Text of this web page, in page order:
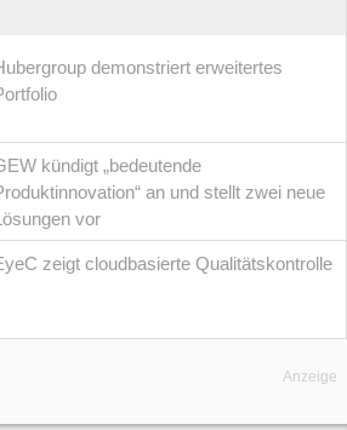
demonstriert erweitertes
kündigt „bedeutende
an und stellt zwei neue
vor
zeigt cloudbasierte Qualitätskontrolle
Anzeige